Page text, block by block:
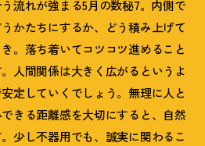
流れが強まる5月の数秘7。内側で
かたちにするか、どう積み上げて
。落ち着いてコツコツ進めること
人間関係は大きく広がるというよ
定していくでしょう。無理に人と
きる距離感を大切にすると、自然
少し不器用でも、誠実に関わるこ